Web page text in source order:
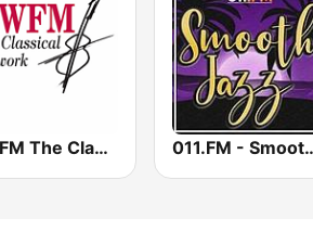
WWFM The Classical Network 011.FM -